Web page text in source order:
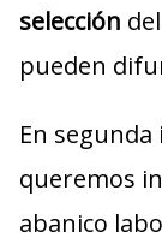
selección
pueden
En segunda
queremos
abanico